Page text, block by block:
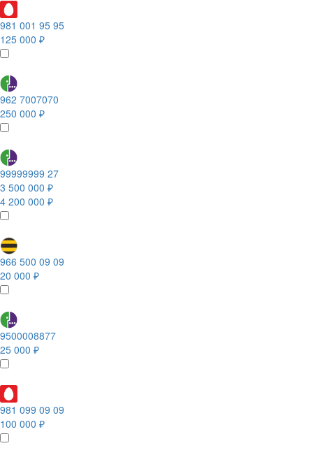
981 001 95 95
125 000 ₽
962 7007070
250 000 ₽
99999999 27
3 500 000 ₽
4 200 000 ₽
966 500 09 09
20 000 ₽
9500008877
25 000 ₽
981 099 09 09
100 000 ₽